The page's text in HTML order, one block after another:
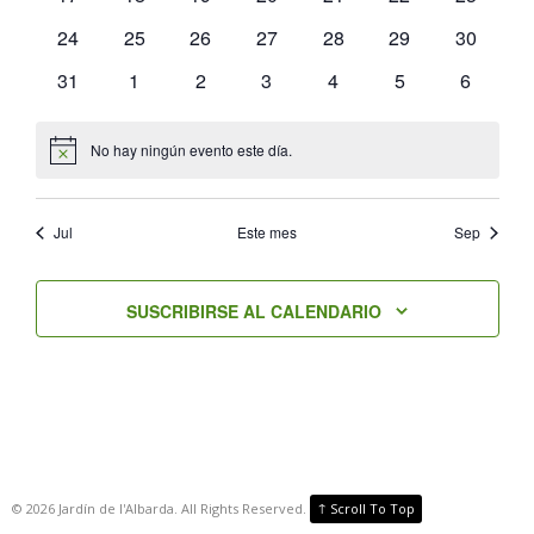
0
24
0
25
0
26
0
27
0
28
0
29
0
30
0
31
0
1
0
2
0
3
0
4
0
5
0
6
Aviso No hay ningún evento este día.
Jul Este mes Sep
SUSCRIBIRSE AL CALENDARIO
© 2026 Jardín de l'Albarda. All Rights Reserved. ↑ Scroll To Top